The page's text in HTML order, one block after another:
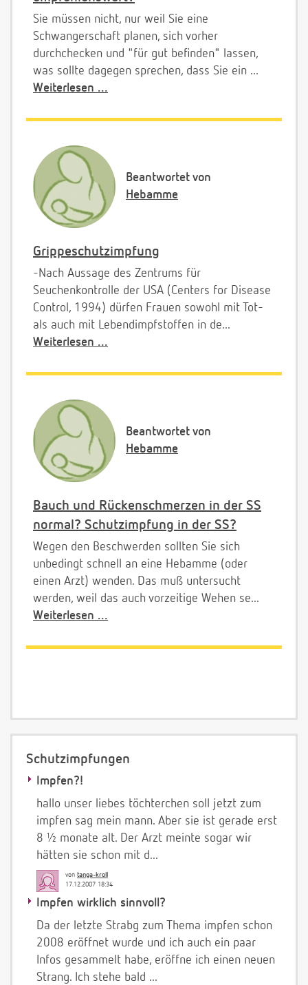
Sie müssen nicht, nur weil Sie eine
Schwangerschaft planen, sich vorher
durchchecken und "für gut befinden" lassen,
was sollte dagegen sprechen, dass Sie ein ...
Weiterlesen ...
Beantwortet von
Hebamme
Grippeschutzimpfung
-Nach Aussage des Zentrums für
Seuchenkontrolle der USA (Centers for Disease
Control, 1994) dürfen Frauen sowohl mit Tot-
als auch mit Lebendimpfstoffen in de...
Weiterlesen ...
Beantwortet von
Hebamme
Bauch und Rückenschmerzen in der SS
normal? Schutzimpfung in der SS?
Wegen den Beschwerden sollten Sie sich
unbedingt schnell an eine Hebamme (oder
einen Arzt) wenden. Das muß untersucht
werden, weil das auch vorzeitige Wehen se...
Weiterlesen ...
Schutzimpfungen
Impfen?!
hallo unser liebes töchterchen soll jetzt zum
impfen sag mein mann. Aber sie ist gerade erst
8 ½ monate alt. Der Arzt meinte sogar wir
hätten sie schon mit d...
von tanga-kroll
17.12.2007 18:34
Impfen wirklich sinnvoll?
Da der letzte Strabg zum Thema impfen schon
2008 eröffnet wurde und ich auch ein paar
Infos gesammelt habe, eröffne ich einen neuen
Strang. Ich stehe bald ...